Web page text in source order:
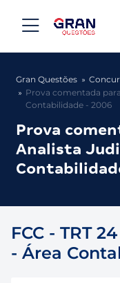
Gran Questões
Prova comentada
Contabilidade - 2006
Prova
Analista
FCC - TRT
- Área